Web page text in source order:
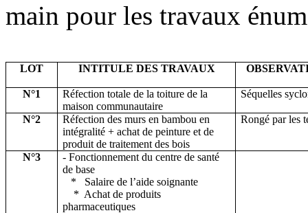
main pour les travaux
LOT INTITULE DES TRAVAUX
N°1
Réfection totale de la toiture de la
maison communautaire
Séquelles
N°2
Réfection des murs en bambou en
intégralité + achat de peinture et de
produit de traitement des bois
Rongé par les
N°3
- Fonctionnement du centre de santé
de base
*
Salaire de l’aide soignante
* Achat de produits
pharmaceutiques